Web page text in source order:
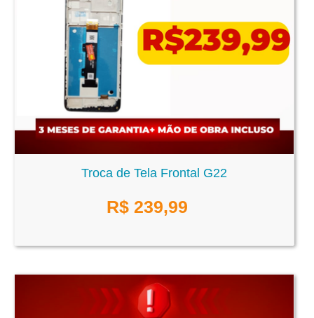
Troca de Tela Frontal G22
R$ 239,99